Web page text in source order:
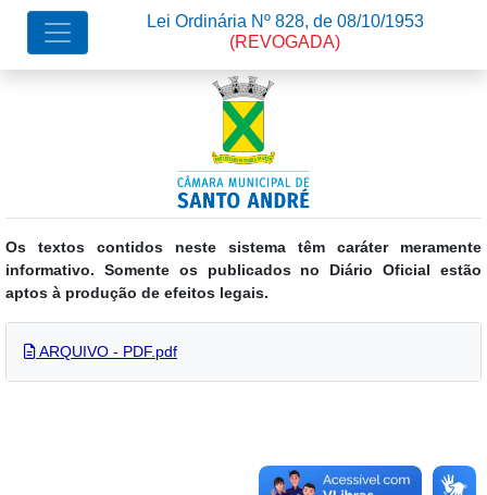
Os textos contidos neste sistema têm caráter meramente
informativo. Somente os publicados no Diário Oficial estão
aptos à produção de efeitos legais.
Lei Ordinária Nº 828, de 08/10/1953
(REVOGADA)
ARQUIVO - PDF.pdf